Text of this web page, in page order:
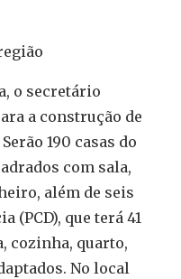
o secretário
a construção de
190 casas do
com sala,
além de seis
(PCD), que terá 41
cozinha, quarto,
No local